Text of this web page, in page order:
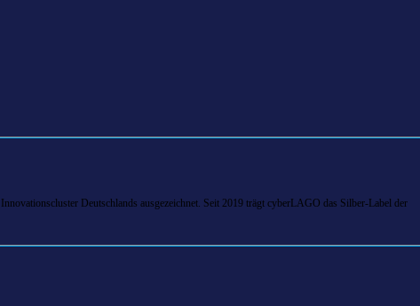
Deutschlands ausgezeichnet. Seit 2019 trägt cyberLAGO das Silber-Label der